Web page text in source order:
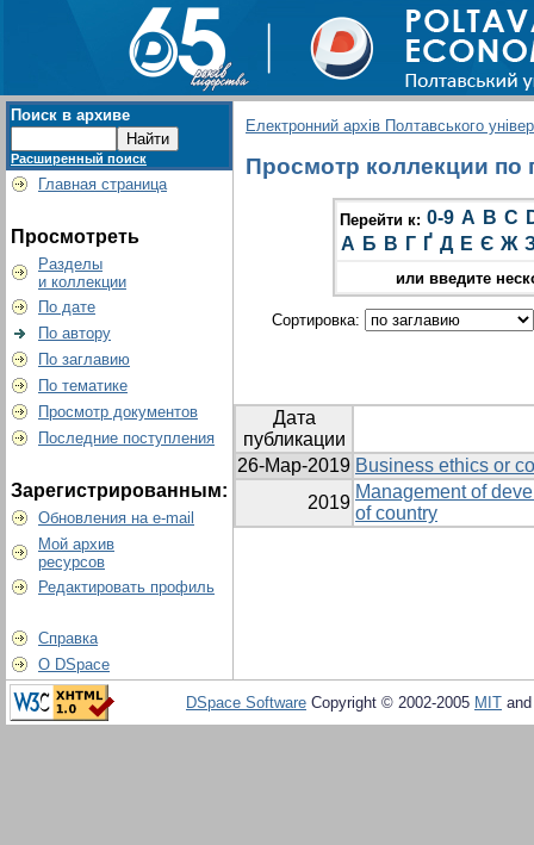
Поиск в архиве
Расширенный поиск
Главная страница
Просмотреть
Разделы
и коллекции
По дате
По автору
По заглавию
По тематике
Просмотр документов
Последние поступления
Зарегистрированным:
Обновления на e-mail
Мой архив
ресурсов
Редактировать профиль
Справка
О DSpace
Електронний архів Полтавського
Просмотр коллекции по
Перейти к: 0-9 A B C
А Б В Г Ґ Д Е Є Ж
или введите
Сортировка:
Дата
публикации
26-Мар-2019 Business ethics or
2019
Management of
of country
DSpace Software Copyright © 2002-2005 MIT